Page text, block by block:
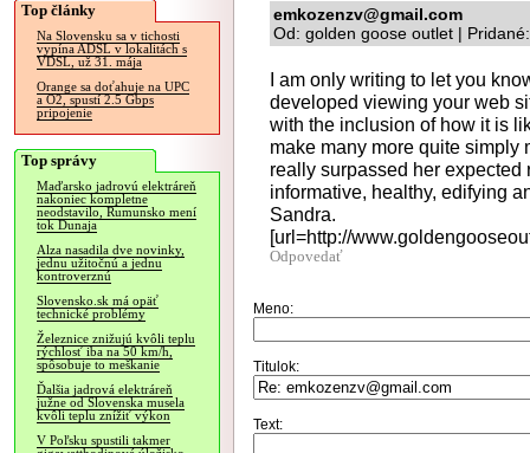
Top články
Na Slovensku sa v tichosti
vypína ADSL v lokalitách s
VDSL, už 31. mája
Orange sa doťahuje na UPC
a O2, spustí 2.5 Gbps
pripojenie
Top správy
Maďarsko jadrovú elektráreň
nakoniec kompletne
neodstavilo, Rumunsko mení
tok Dunaja
Alza nasadila dve novinky,
jednu užitočnú a jednu
kontroverznú
Slovensko.sk má opäť
technické problémy
Železnice znižujú kvôli teplu
rýchlosť iba na 50 km/h,
spôsobuje to meškanie
Ďalšia jadrová elektráreň
južne od Slovenska musela
kvôli teplu znížiť výkon
V Poľsku spustili takmer
emkozenzv@gmail.com
Od: golden goose outlet |
I am only writing to let you
developed viewing your web
with the inclusion of how it is
make many more quite simply
really surpassed her
informative, healthy, edifying
Sandra.
[url=http://
Odpovedať
Meno:
Titulok:
Text: